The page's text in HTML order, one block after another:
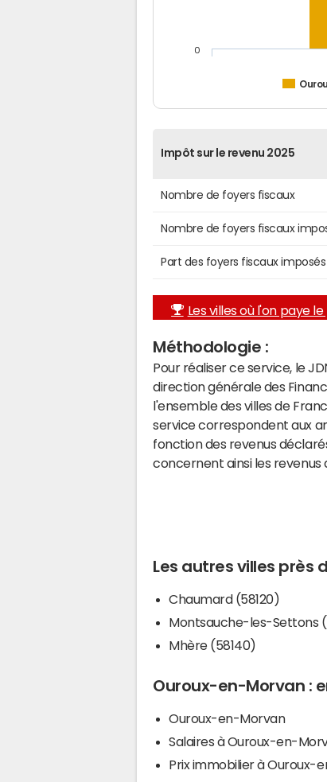
0
Impôt sur le revenu 2025
Nombre de foyers fiscaux
Nombre de foyers fiscaux
Part des foyers fiscaux imposés
Les villes où l'on paye le
Méthodologie :
Pour réaliser ce service, le
direction générale des
l'ensemble des villes de
service correspondent aux
fonction des revenus
concernent ainsi les revenus
Les autres villes près
Chaumard (58120)
Montsauche-les-Settons
Mhère (58140)
Ouroux-en-Morvan :
Ouroux-en-Morvan
Salaires à Ouroux-en-
Prix immobilier à Ouroux-